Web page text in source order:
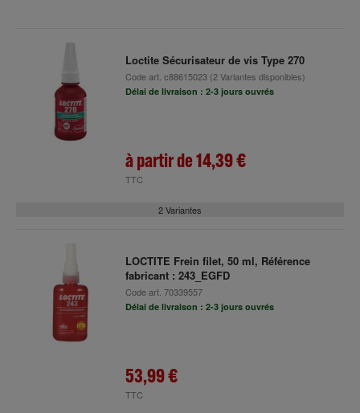
Loctite Sécurisateur de vis Type 270
Code art. c88615023(2 Variantes disponibles)
Délai de livraison : 2-3 jours ouvrés
à partir de14,39 €
TTC
2 Variantes
LOCTITE Frein filet, 50 ml, Référence
fabricant : 243_EGFD
Code art. 70339557
Délai de livraison : 2-3 jours ouvrés
53,99 €
TTC